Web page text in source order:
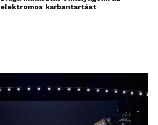
elektromos karbantartást